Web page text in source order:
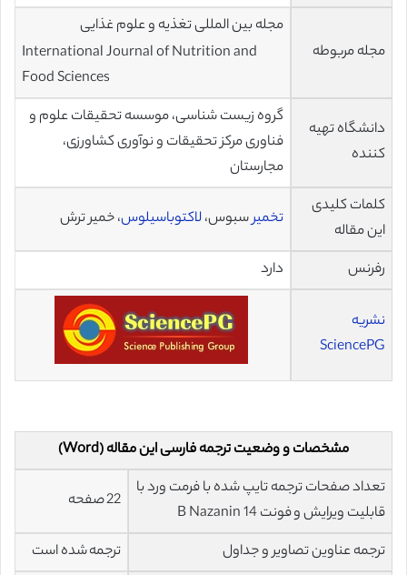
مجله مربوطه
مجله بین المللی تغذیه و علوم غذایی
International Journal of Nutrition and
Food Sciences
دانشگاه تهیه
کننده
گروه زیست شناسی، موسسه تحقیقات علوم و
فناوری مرکز تحقیقات و نوآوری کشاورزی،
مجارستان
کلمات کلیدی
این مقاله
تخمیرسبوس،لاکتوباسیلوس، خمیر ترش
رفرنس دارد
نشریه
SciencePG
مشخصات و وضعیت ترجمه فارسی این مقاله (Word)
تعداد صفحات ترجمه تایپ شده با فرمت ورد با
قابلیت ویرایش و فونت 14 B Nazanin
22 صفحه
ترجمه عناوین تصاویر و جداول
ترجمه شده است